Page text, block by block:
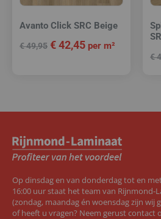
Avanto Click SRC Beige
€49,95 €42,45 per m²
€
Op dinsdag en van donderdag tot en
16:00 uur staat het team van Rijnmond-
(zondag, maandag én woensdag zijn wij
of heeft u vragen? Neem gerust contact